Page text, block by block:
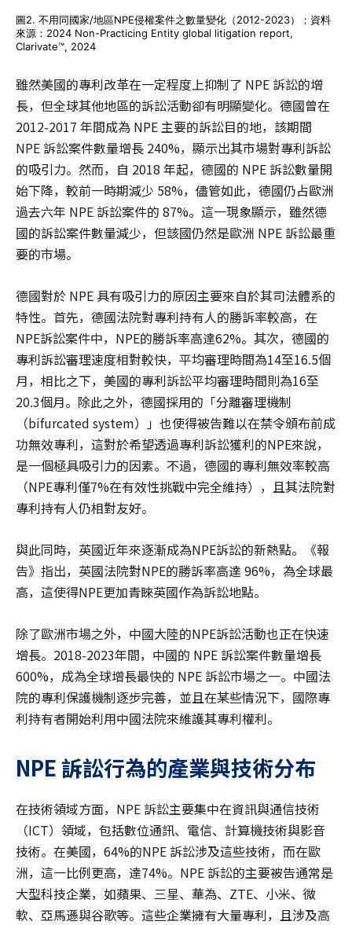
圖2. 不用同國家/地區NPE侵權案件之數量變化（2012-2023）；資料
來源：2024 Non-Practicing Entity global litigation report,
Clarivate™, 2024
雖然美國的專利改革在一定程度上抑制了 NPE 訴訟的增
長，但全球其他地區的訴訟活動卻有明顯變化。德國曾在
2012-2017 年間成為 NPE 主要的訴訟目的地，該期間
NPE 訴訟案件數量增長 240%，顯示出其市場對專利訴訟
的吸引力。然而，自 2018 年起，德國的 NPE 訴訟數量開
始下降，較前一時期減少 58%，儘管如此，德國仍占歐洲
過去六年 NPE 訴訟案件的 87%。這一現象顯示，雖然德
國的訴訟案件數量減少，但該國仍然是歐洲 NPE 訴訟最重
要的市場。
德國對於 NPE 具有吸引力的原因主要來自於其司法體系的
特性。首先，德國法院對專利持有人的勝訴率較高，在
NPE訴訟案件中，NPE的勝訴率高達62%。其次，德國的
專利訴訟審理速度相對較快，平均審理時間為14至16.5個
月，相比之下，美國的專利訴訟平均審理時間則為16至
20.3個月。除此之外，德國採用的「分離審理機制
（bifurcated system）」也使得被告難以在禁令頒布前成
功無效專利，這對於希望透過專利訴訟獲利的NPE來說，
是一個極具吸引力的因素。不過，德國的專利無效率較高
（NPE專利僅7%在有效性挑戰中完全維持），且其法院對
專利持有人仍相對友好。
與此同時，英國近年來逐漸成為NPE訴訟的新熱點。《報
告》指出，英國法院對NPE的勝訴率高達 96%，為全球最
高，這使得NPE更加青睞英國作為訴訟地點。
除了歐洲市場之外，中國大陸的NPE訴訟活動也正在快速
增長。2018-2023年間，中國的 NPE 訴訟案件數量增長
600%，成為全球增長最快的 NPE 訴訟市場之一。中國法
院的專利保護機制逐步完善，並且在某些情況下，國際專
利持有者開始利用中國法院來維護其專利權利。
NPE訴訟行為的產業與技術分布
在技術領域方面，NPE 訴訟主要集中在資訊與通信技術
（ICT）領域，包括數位通訊、電信、計算機技術與影音
技術。在美國，64%的NPE 訴訟涉及這些技術，而在歐
洲，這一比例更高，達74%。NPE 訴訟的主要被告通常是
大型科技企業，如蘋果、三星、華為、ZTE、小米、微
軟、亞馬遜與谷歌等。這些企業擁有大量專利，且涉及高